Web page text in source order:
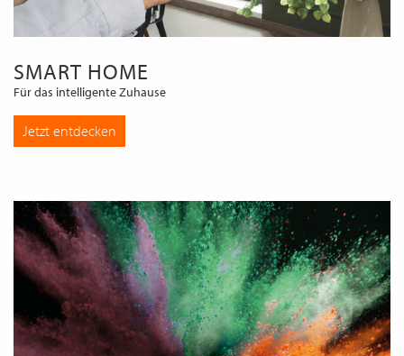
SMART HOME
Für das intelligente Zuhause
Jetzt entdecken